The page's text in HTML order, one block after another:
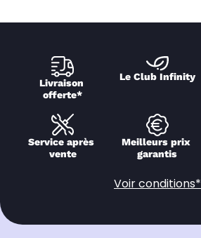
Livraison
offerte*
Le Club Infinity
Service après
vente
Meilleurs prix
garantis
Voir conditions*